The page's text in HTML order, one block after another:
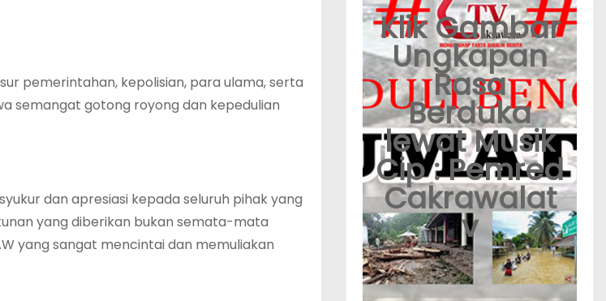
pemerintahan, kepolisian, para ulama, serta
semangat gotong royong dan kepedulian
dan apresiasi kepada seluruh pihak yang
yang diberikan bukan semata-mata
yang sangat mencintai dan memuliakan
Klik Gambar
Ungkapan
Rasa
Berduka
lewat Musik
Cip : Pemred
Cakrawalat
v